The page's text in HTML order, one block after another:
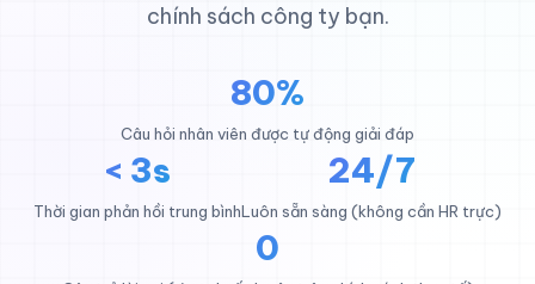
chính sách công ty bạn.
80%
Câu hỏi nhân viên được tự động giải đáp
< 3s
Thời gian phản hồi trung bình
24/7
Luôn sẵn sàng (không cần HR trực)
0